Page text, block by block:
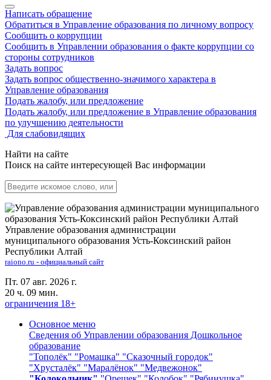
Написать обращение
Обратиться в Управление образования по личному вопросу
Сообщить о коррупции
Сообщить в Управлении образования о факте коррупции со
стороны сотрудников
Задать вопрос
Задать вопрос общественно-значимого характера в
Управление образования
Подать жалобу, или предложение
Подать жалобу, или предложение в Управление образования
по улучшению деятельности
Для слабовидящих
Найти на сайте
Поиск на сайте интересующей Вас информации
Управление образования администрации
муниципального образования Усть-Коксинский район
Республики Алтай
raiono.ru - официальный сайт
Пт. 07 авг. 2026 г.
20 ч. 09 мин.
ограничения 18+
Основное меню
Сведения об Управлении образования Дошкольное
образование
"Тополёк" "Ромашка" "Сказочный городок"
"Хрусталёк" "Маралёнок" "Медвежонок"